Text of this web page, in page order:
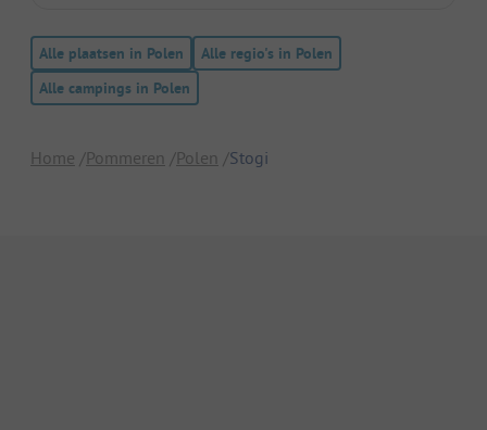
Alle plaatsen in Polen
Alle regio's in Polen
Alle campings in Polen
Home Pommeren Polen Stogi